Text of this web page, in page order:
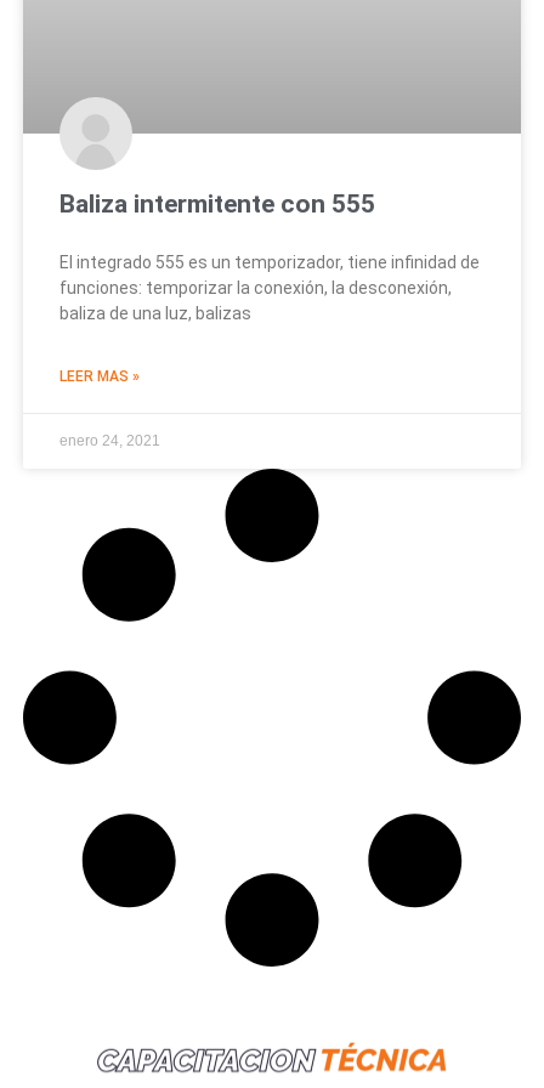
Baliza intermitente con 555
El integrado 555 es un temporizador, tiene infinidad de
funciones: temporizar la conexión, la desconexión,
baliza de una luz, balizas
LEER MAS »
enero 24, 2021